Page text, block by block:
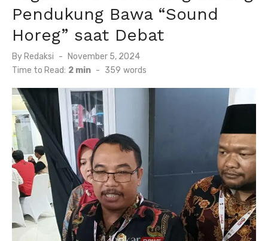
Pendukung Bawa “Sound
Horeg” saat Debat
By Redaksi
Posted
on
November 5, 2024
Time to Read: 2 min - 359 words